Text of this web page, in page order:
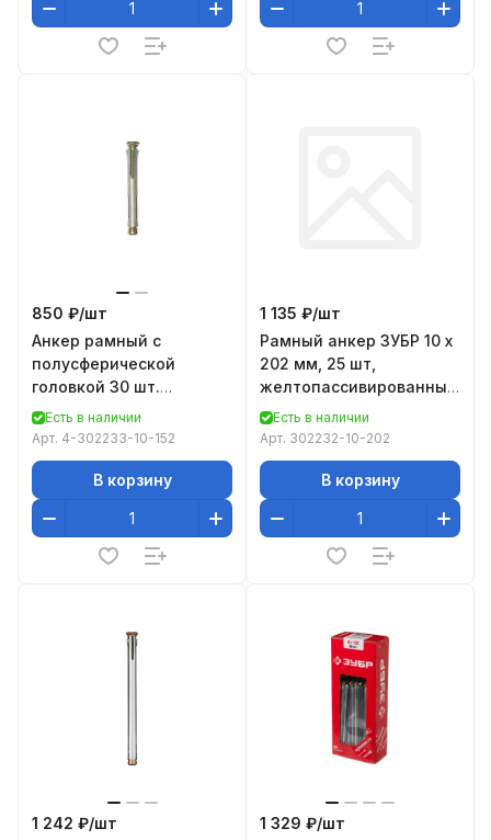
850 ₽/шт
Анкер рамный с
полусферической
головкой 30 шт.
(10.0х152 мм) Зубр 4-
302233-10-152
Есть в наличии
Арт. 4-302233-10-152
В корзину
1 135 ₽/шт
Рамный анкер ЗУБР 10 x
202 мм, 25 шт,
желтопассивированный
302232-10-202
Есть в наличии
Арт. 302232-10-202
В корзину
1 242 ₽/шт
1 329 ₽/шт